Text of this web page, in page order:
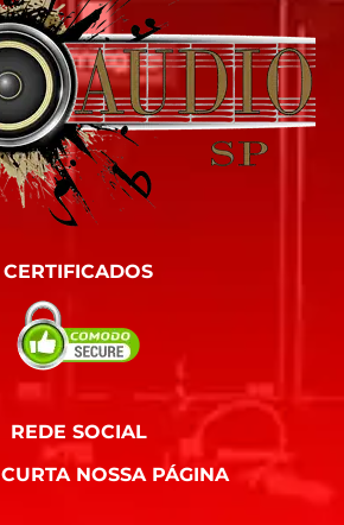
CERTIFICADOS
REDE SOCIAL
CURTA NOSSA PÁGINA